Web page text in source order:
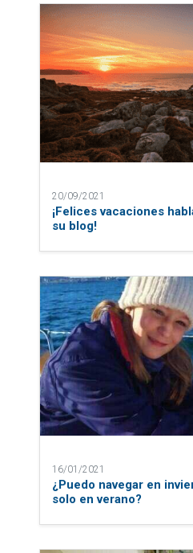
20/09/2021
¡Felices vacaciones
su blog!
16/01/2021
¿Puedo navegar en
solo en verano?